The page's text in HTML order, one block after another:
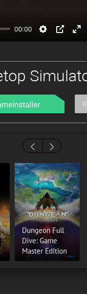
00:00
Dungeon Full
Dive: Game
Master Edition